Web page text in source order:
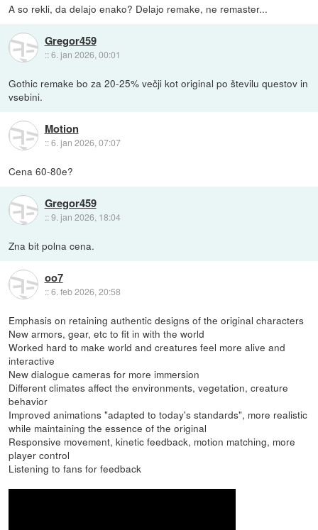
A so rekli, da delajo enako? Delajo remake, ne remaster...
Gregor459
::6. jan 2026, 00:01
Gothic remake bo za 20-25% večji kot original po številu questov in
vsebini.
Motion
::6. jan 2026, 07:07
Cena 60-80e?
Gregor459
::9. jan 2026, 18:04
Zna bit polna cena.
oo7
::6. feb 2026, 20:58
Emphasis on retaining authentic designs of the original characters
New armors, gear, etc to fit in with the world
Worked hard to make world and creatures feel more alive and
interactive
New dialogue cameras for more immersion
Different climates affect the environments, vegetation, creature
behavior
Improved animations "adapted to today's standards", more realistic
while maintaining the essence of the original
Responsive movement, kinetic feedback, motion matching, more
player control
Listening to fans for feedback